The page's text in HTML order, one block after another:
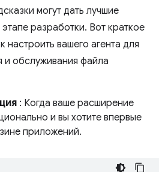
могут дать лучшие
разработки. Вот краткое
настроить вашего агента для
и обслуживания файла
: Когда ваше расширение
и вы хотите впервые
приложений.